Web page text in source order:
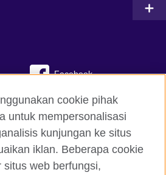
Facebook
TikTok
cookie pihak
untuk mempersonalisasi
kunjungan ke situs
iklan. Beberapa cookie
situs web berfungsi,